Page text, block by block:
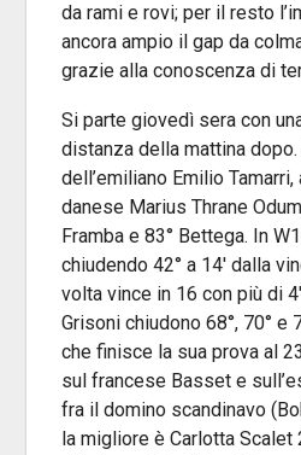
da rami e rovi; per il resto
ancora ampio il gap da
grazie alla conoscenza di
Si parte giovedì sera con
distanza della mattina
dell’emiliano Emilio
danese Marius Thrane
Framba e 83° Bettega. In
chiudendo 42° a 14′ dalla
volta vince in 16 con più di
Grisoni chiudono 68°, 70°
che finisce la sua prova al
sul francese Basset e
fra il domino scandinavo
la migliore è Carlotta Scalet